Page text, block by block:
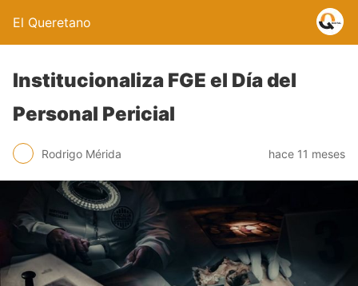
El Queretano
Institucionaliza FGE el Día del
Personal Pericial
Rodrigo Mérida hace 11 meses